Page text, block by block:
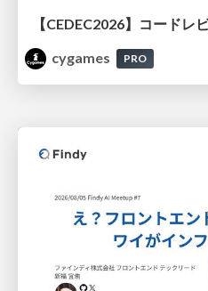
cygames
PRO